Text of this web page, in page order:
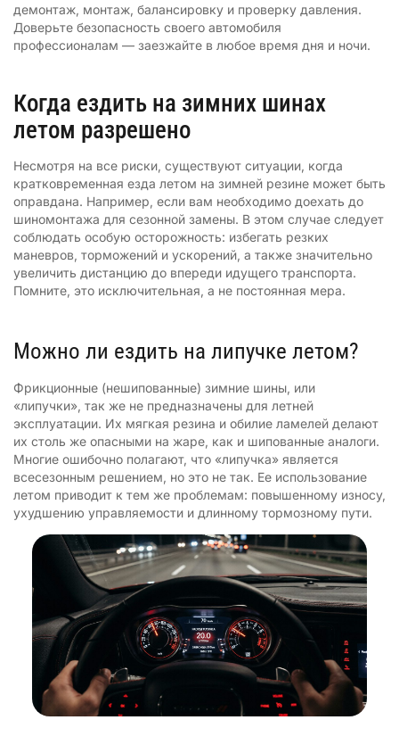
демонтаж, монтаж, балансировку и проверку давления.
Доверьте безопасность своего автомобиля
профессионалам — заезжайте в любое время дня и ночи.
Когда ездить на зимних шинах
летом разрешено
Несмотря на все риски, существуют ситуации, когда
кратковременная езда летом на зимней резине может быть
оправдана. Например, если вам необходимо доехать до
шиномонтажа для сезонной замены. В этом случае следует
соблюдать особую осторожность: избегать резких
маневров, торможений и ускорений, а также значительно
увеличить дистанцию до впереди идущего транспорта.
Помните, это исключительная, а не постоянная мера.
Можно ли ездить на липучке летом?
Фрикционные (нешипованные) зимние шины, или
«липучки», так же не предназначены для летней
эксплуатации. Их мягкая резина и обилие ламелей делают
их столь же опасными на жаре, как и шипованные аналоги.
Многие ошибочно полагают, что «липучка» является
всесезонным решением, но это не так. Ее использование
летом приводит к тем же проблемам: повышенному износу,
ухудшению управляемости и длинному тормозному пути.